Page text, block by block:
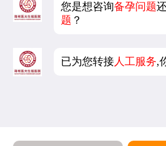
您是想咨询备孕问题
题 ？
已为您转接 人工服务,